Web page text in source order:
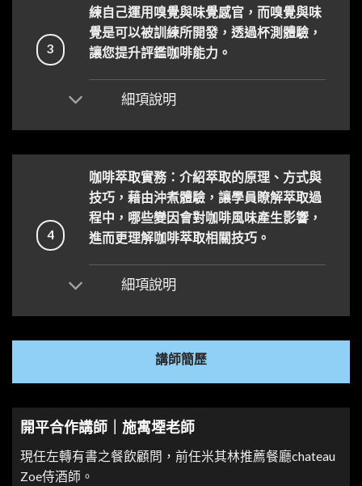
3
練自己運用嗅覺與味覺感官，而嗅覺與味
覺是可以被訓練所開發，透過杯測體驗，
讓您提升評鑑咖啡能力。
細項說明
4
咖啡萃取實務：介紹萃取的原理、方式與
技巧，藉由沖煮體驗，讓學員瞭解萃取過
程中，哪些變因會對咖啡風味產生影響，
進而更理解咖啡萃取相關技巧。
細項說明
講師簡歷
開平合作講師｜施寓堙老師
現任左轉有書之餐飲顧問，前任米其林推薦餐廳chateau
Zoe侍酒師。